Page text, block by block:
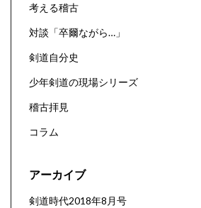
考える稽古
対談「卒爾ながら…」
剣道自分史
少年剣道の現場シリーズ
稽古拝見
コラム
アーカイブ
剣道時代2018年8月号